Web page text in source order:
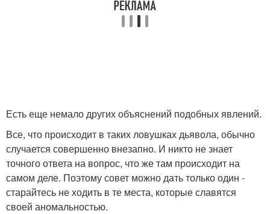
Есть еще немало других объяснений подобных явлений.
Все, что происходит в таких ловушках дьявола, обычно
случается совершенно внезапно. И никто не знает
точного ответа на вопрос, что же там происходит на
самом деле. Поэтому совет можно дать только один -
старайтесь не ходить в те места, которые славятся
своей аномальностью.